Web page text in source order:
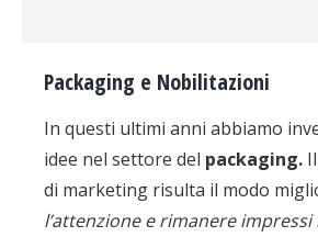
Packaging e Nobilitazioni
In questi ultimi anni abbiamo
idee nel settore del packaging.
di marketing risulta il modo
l’attenzione e rimanere